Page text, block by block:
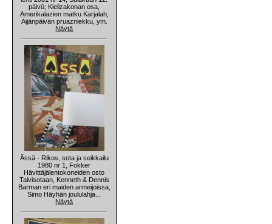
päivü; Kielizakonan osa,
Amerikalazien matku Karjalah,
Äijänpäivän pruazniekku, ym.
Näytä
Ässä - Rikos, sota ja seikkailu
1980 nr 1, Fokker
Hävittäjälentokoneiden osto
Talvisotaan, Kenneth & Dennis
Barman eri maiden armeijoissa,
Simo Häyhän joululahja...
Näytä